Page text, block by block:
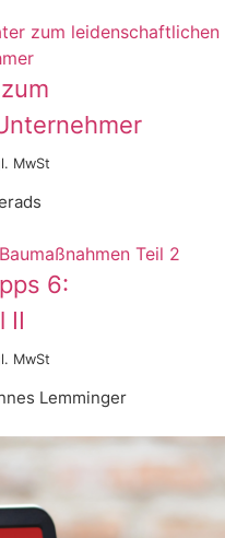
MwSt
6:
II
MwSt
Lemminger